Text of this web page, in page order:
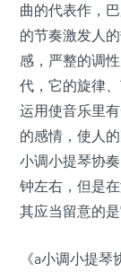
曲的代表作，
的节奏激发人
感，严整的调
代，它的旋律
运用使音乐里
的感情，使人
小调小提琴协
钟左右，但是
其应当留意的
《a小调小提